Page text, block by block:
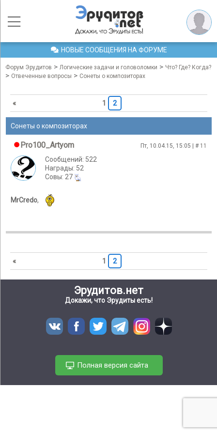
НОВЫЕ СООБЩЕНИЯ НА ФОРУМЕ
Форум Эрудитов > Логические задачи и головоломки > Что? Где? Когда?
> Отвеченные вопросы > Сонеты о композиторах
« 1 2
Сонеты о композиторах
Pro100_Artyom Пт, 10.04.15, 15:05 | # 11
Сообщений: 522
Награды: 52
Cовы: 27
MrCredo,
« 1 2
Эрудитов.нет
Докажи, что Эрудиты есть!
Полная версия сайта